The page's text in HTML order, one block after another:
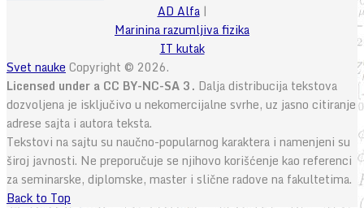
AD Alfa|
Marinina razumljiva fizika
IT kutak
Svet nauke Copyright © 2026.
Licensed under a CC BY-NC-SA 3. Dalja distribucija tekstova
dozvoljena je isključivo u nekomercijalne svrhe, uz jasno citiranje
adrese sajta i autora teksta.
Tekstovi na sajtu su naučno-popularnog karaktera i namenjeni su
široj javnosti. Ne preporučuje se njihovo korišćenje kao referenci
za seminarske, diplomske, master i slične radove na fakultetima.
Back to Top